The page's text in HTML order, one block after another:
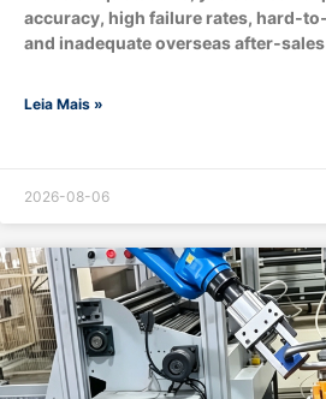
accuracy, high failure rates,
and inadequate overseas
machine manufacturer shall match
supplying standard regular‑version
manufacturing capacity and avoid
Evaluate technical matching
parameters to the manufacturer:
thickness, material (carbon…
Leia Mais »
2026-08-06